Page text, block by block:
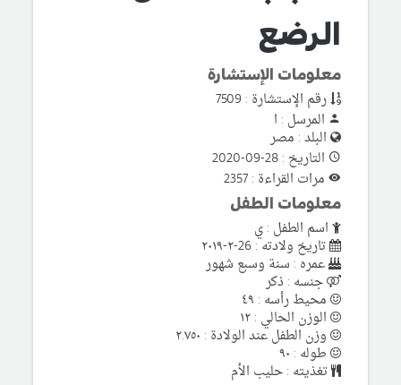
الرضع
معلومات الإستشارة
رقم الإستشارة : 7509
المرسل : ا
البلد : مصر
التاريخ : 28-09-2020
مرات القراءة : 2357
معلومات الطفل
اسم الطفل : ي
تاريخ ولادته : 26-٢-٢٠١٩
عمره : سنة وسبع شهور
جنسه : ذكر
محيط رأسه : ٤٩
الوزن الحالي : ١٢
وزن الطفل عند الولادة : ٢.٧٥٠
طوله : ٩٠
تغذيته : حليب الأم